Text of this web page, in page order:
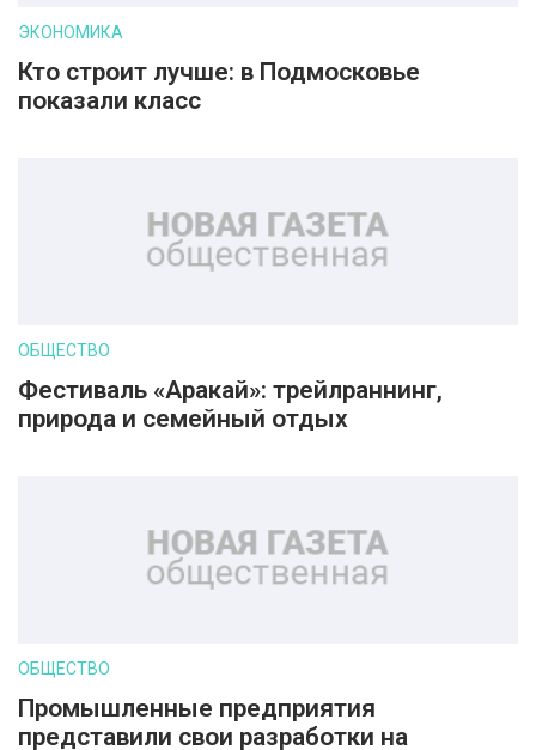
ЭКОНОМИКА
Кто строит лучше: в Подмосковье
показали класс
ОБЩЕСТВО
Фестиваль «Аракай»: трейлраннинг,
природа и семейный отдых
ОБЩЕСТВО
Промышленные предприятия
представили свои разработки на